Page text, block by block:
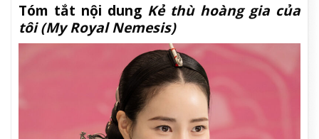
Tóm tắt nội dung Kẻ thù hoàng gia của
tôi (My Royal Nemesis)